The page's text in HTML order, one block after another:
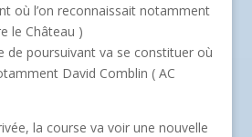
où l’on reconnaissait notamment
le Château )
de poursuivant va se constituer où
David Comblin ( AC
la course va voir une nouvelle